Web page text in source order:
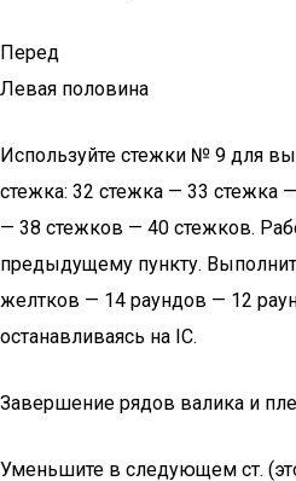
Перед
Левая половина
Используйте стежки № 9 для
стежка: 32 стежка — 33 стежка
— 38 стежков — 40 стежков.
предыдущему пункту.
желтков — 14 раундов — 12
останавливаясь на IC.
Завершение рядов валика и
Уменьшите в следующем ст.